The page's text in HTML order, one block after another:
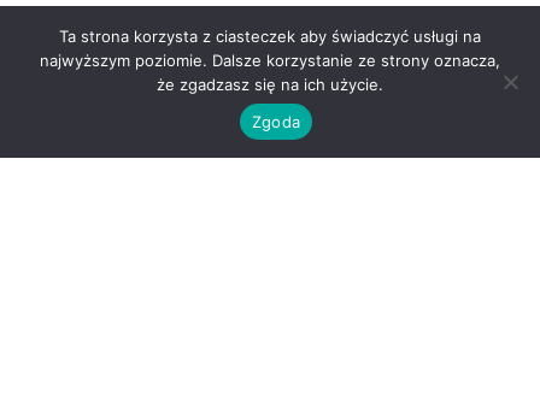
Ta strona korzysta z ciasteczek aby świadczyć usługi na
najwyższym poziomie. Dalsze korzystanie ze strony oznacza,
że zgadzasz się na ich użycie.
Zgoda